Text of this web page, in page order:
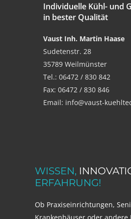
Individuelle Kühl- und
in bester Qualität
Vaust Inh. Martin Haase
Sudetenstr. 28
35789 Weilmünster
Tel.: 06472 / 830 842
Fax: 06472 / 830 846
Email: info@vaust-
WISSEN,
ERFAHRUNG!
Ob Praxiseinrichtungen,
Krankenhäuser oder andere